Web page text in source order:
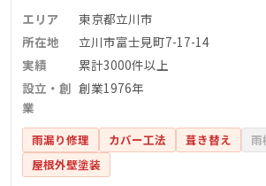
エリア
東京都立川市
所在地
立川市富士見町7-17-14
実績
累計3000件以上
設立・創
業
創業1976年
雨漏り修理 カバー工法 葺き替え
雨
屋根外壁塗装